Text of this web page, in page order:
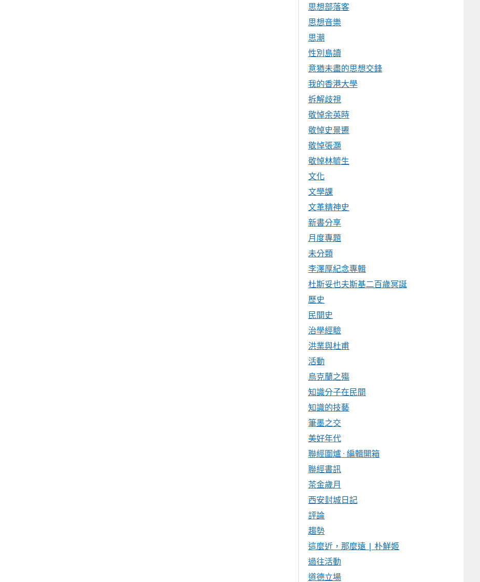
思想部落客
思想音樂
思潮
性別島讀
意猶未盡的思想交鋒
我的香港大學
拆解歧視
敬悼余英時
敬悼史景遷
敬悼張灝
敬悼林毓生
文化
文學課
文革精神史
新書分享
月度專題
未分類
李澤厚紀念專輯
杜斯妥也夫斯基二百歲冥誕
歷史
民間史
治學經驗
洪業與杜甫
活動
烏克蘭之殤
知識分子在民間
知識的技藝
筆墨之交
美好年代
聯經圍爐 · 編輯開箱
聯經書訊
茶金歲月
西安封城日記
評論
趨勢
這麼近，那麼遠 | 朴鮮姬
過往活動
道德立場